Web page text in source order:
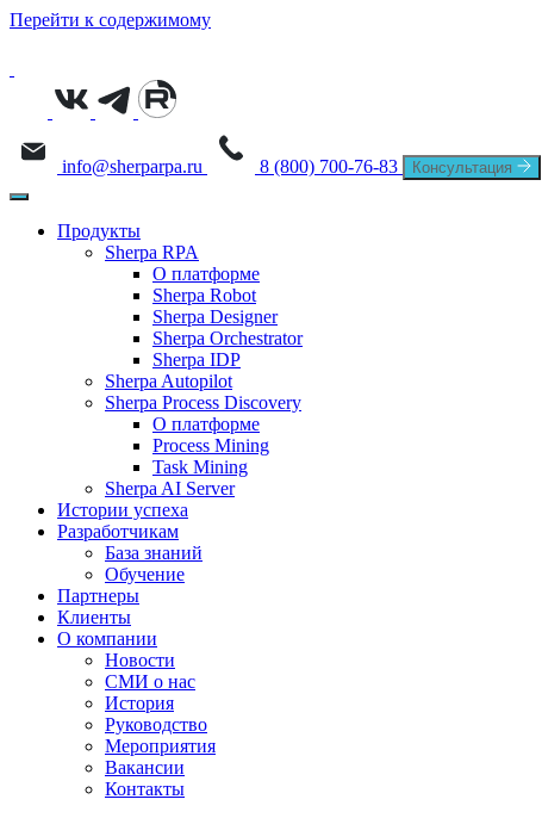
Перейти к содержимому
info@sherparpa.ru 8 (800) 700-76-83 Консультация
Продукты
Sherpa RPA
О платформе
Sherpa Robot
Sherpa Designer
Sherpa Orchestrator
Sherpa IDP
Sherpa Autopilot
Sherpa Process Discovery
О платформе
Process Mining
Task Mining
Sherpa AI Server
Истории успеха
Разработчикам
База знаний
Обучение
Партнеры
Клиенты
О компании
Новости
СМИ о нас
История
Руководство
Мероприятия
Вакансии
Контакты